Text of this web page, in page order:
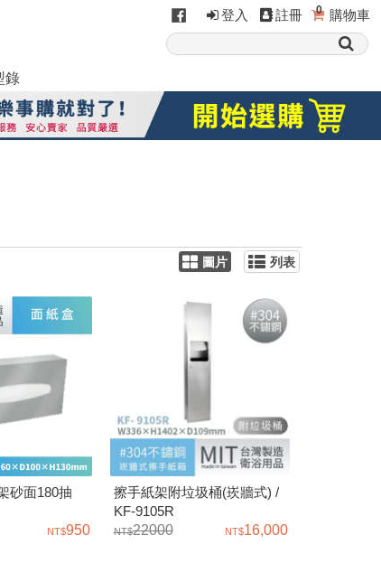
登入 註冊 0 購物車
錄
圖片 列表
砂面180抽
950
擦手紙架附垃圾桶(崁牆式) /
KF-9105R
22000
16,000